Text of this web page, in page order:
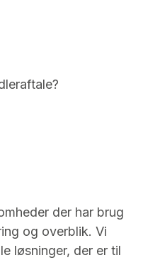
der har brug
og overblik. Vi
løsninger, der er til